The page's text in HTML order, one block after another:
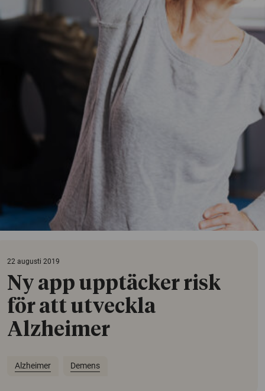
22 augusti 2019
Ny app upptäcker risk
för att utveckla
Alzheimer
Alzheimer Demens